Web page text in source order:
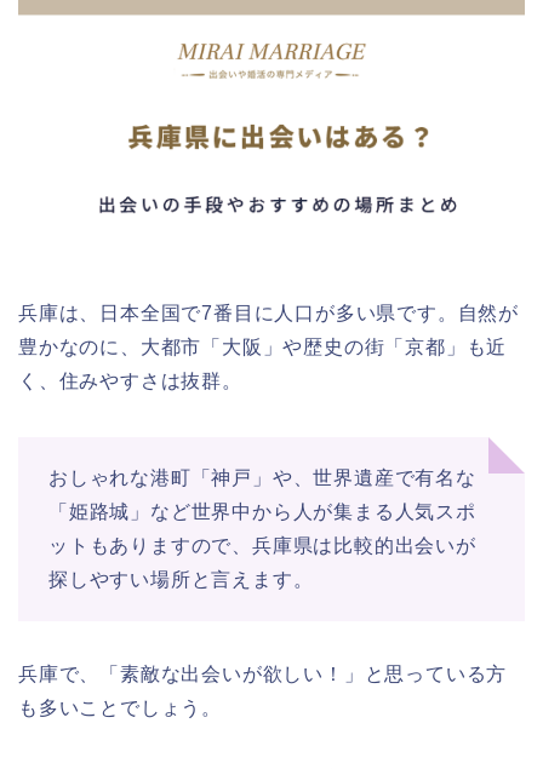
兵庫は、日本全国で7番目に人口が多い県です。自然が
豊かなのに、大都市「大阪」や歴史の街「京都」も近
く、住みやすさは抜群。
おしゃれな港町「神戸」や、世界遺産で有名な
「姫路城」など世界中から人が集まる人気スポ
ットもありますので、兵庫県は比較的出会いが
探しやすい場所と言えます。
兵庫で、「素敵な出会いが欲しい！」と思っている方
も多いことでしょう。